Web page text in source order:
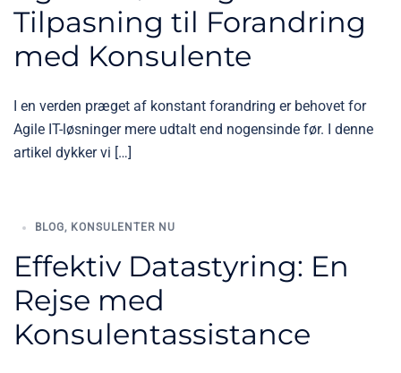
Tilpasning til Forandring
med Konsulente
I en verden præget af konstant forandring er behovet for
Agile IT-løsninger mere udtalt end nogensinde før. I denne
artikel dykker vi […]
BLOG, KONSULENTER NU
Effektiv Datastyring: En
Rejse med
Konsulentassistance